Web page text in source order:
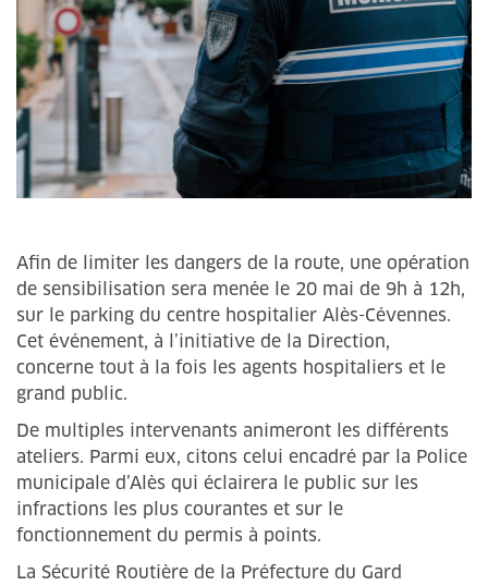
Afin de limiter les dangers de la route, une opération
de sensibilisation sera menée le 20 mai de 9h à 12h,
sur le parking du centre hospitalier Alès-Cévennes.
Cet événement, à l’initiative de la Direction,
concerne tout à la fois les agents hospitaliers et le
grand public.
De multiples intervenants animeront les différents
ateliers. Parmi eux, citons celui encadré par la Police
municipale d’Alès qui éclairera le public sur les
infractions les plus courantes et sur le
fonctionnement du permis à points.
La Sécurité Routière de la Préfecture du Gard